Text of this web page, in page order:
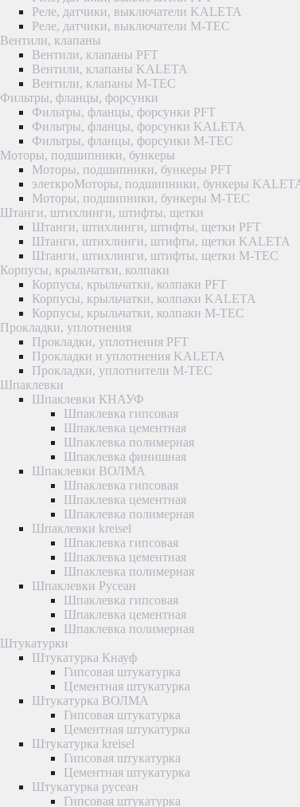
Реле, датчики, выключатели KALETA
Реле, датчики, выключатели M-TEC
Вентили, клапаны
Вентили, клапаны PFT
Вентили, клапаны KALETA
Вентили, клапаны M-TEC
Фильтры, фланцы, форсунки
Фильтры, фланцы, форсунки PFT
Фильтры, фланцы, форсунки KALETA
Фильтры, фланцы, форсунки M-TEC
Моторы, подшипники, бункеры
Моторы, подшипники, бункеры PFT
элеткроМоторы, подшипники, бункеры
Моторы, подшипники, бункеры M-TEC
Штанги, штихлинги, штифты, щетки
Штанги, штихлинги, штифты, щетки PFT
Штанги, штихлинги, штифты, щетки KALETA
Штанги, штихлинги, штифты, щетки M-TEC
Корпусы, крыльчатки, колпаки
Корпусы, крыльчатки, колпаки PFT
Корпусы, крыльчатки, колпаки KALETA
Корпусы, крыльчатки, колпаки M-TEC
Прокладки, уплотнения
Прокладки, уплотнения PFT
Прокладки и уплотнения KALETA
Прокладки, уплотнители M-TEC
Шпаклевки
Шпаклевки КНАУФ
Шпаклевка гипсовая
Шпаклевка цементная
Шпаклевка полимерная
Шпаклевка финишная
Шпаклевки ВОЛМА
Шпаклевка гипсовая
Шпаклевка цементная
Шпаклевка полимерная
Шпаклевки kreisel
Шпаклевка гипсовая
Шпаклевка цементная
Шпаклевка полимерная
Шпаклевки Русеан
Шпаклевка гипсовая
Шпаклевка цементная
Шпаклевка полимерная
Штукатурки
Штукатурка Кнауф
Гипсовая штукатурка
Цементная штукатурка
Штукатурка ВОЛМА
Гипсовая штукатурка
Цементная штукатурка
Штукатурка kreisel
Гипсовая штукатурка
Цементная штукатурка
Штукатурка русеан
Гипсовая штукатурка